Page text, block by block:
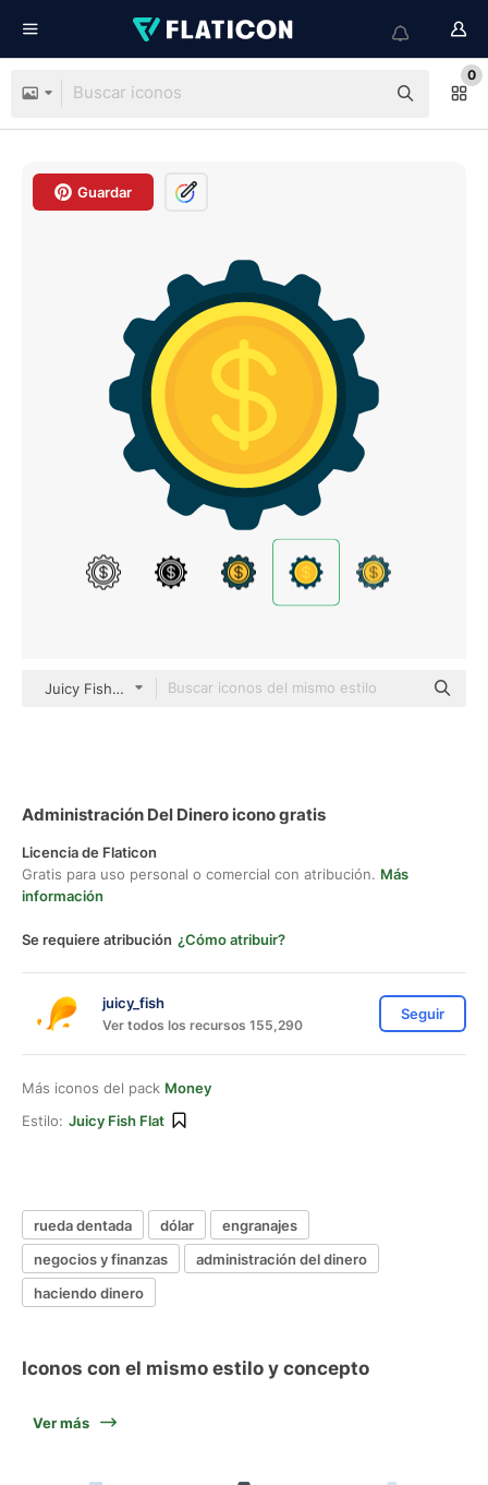
0
Guardar
Juicy Fish Flat
Administración Del Dinero icono gratis
Licencia de Flaticon
Gratis para uso personal o comercial con atribución. Más
información
Se requiere atribución ¿Cómo atribuir?
juicy_fish
Ver todos los recursos 155,290
Seguir
Más iconos del pack Money
Estilo: Juicy Fish Flat
rueda dentada dólar
engranajes
negocios y finanzas
administración del dinero
haciendo dinero
Iconos con el mismo estilo y concepto
Ver más